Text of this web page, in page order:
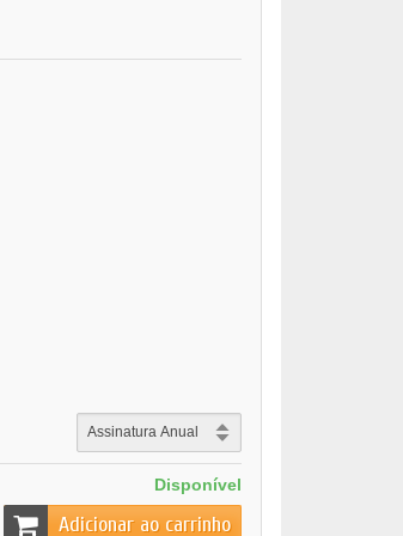
Disponível
Adicionar ao carrinho